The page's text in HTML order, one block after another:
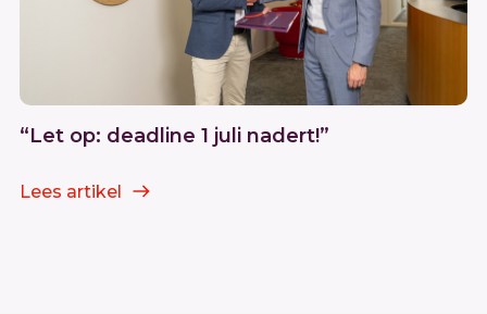
“Let op: deadline 1 juli nadert!”
Lees artikel